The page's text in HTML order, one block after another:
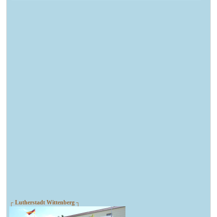
┌ Lutherstadt Wittenberg ┐